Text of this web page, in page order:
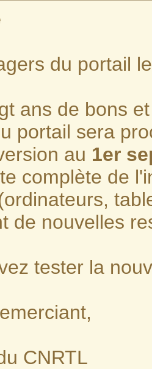
du portail
ans de bons
portail sera
au 1er
complète de
de nouvelles
tester la
CNRTL